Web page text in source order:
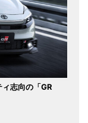
志向の「GR